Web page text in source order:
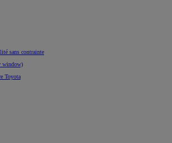
sans contrainte
window)
Toyota